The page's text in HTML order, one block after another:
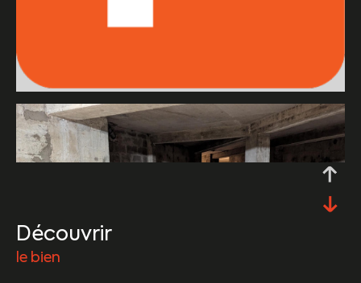
découvrir
le bien